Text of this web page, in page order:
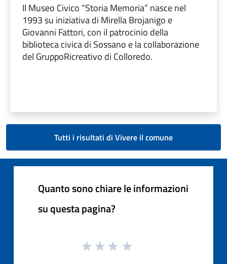
Il Museo Civico “Storia Memoria” nasce nel
1993 su iniziativa di Mirella Brojanigo e
Giovanni Fattori, con il patrocinio della
biblioteca civica di Sossano e la collaborazione
del GruppoRicreativo di Colloredo.
Tutti i risultati di Vivere il comune
Quanto sono chiare le informazioni
su questa pagina?